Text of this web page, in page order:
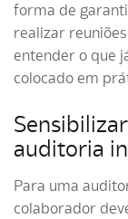
forma de
realizar
entender o que
colocado em
auditoria
Para uma
colaborador